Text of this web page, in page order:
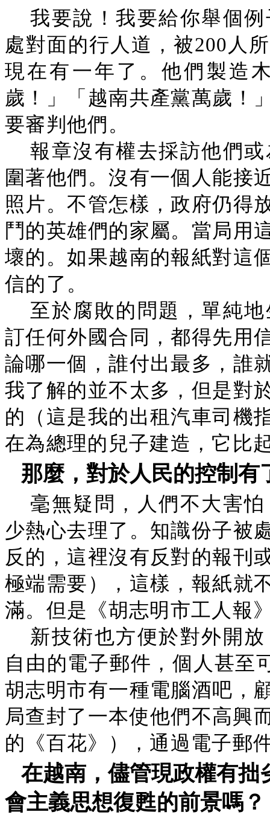
我要說！我要給你舉個
處對面的行人道，被200人
現在有一年了。他們製造
歲！」「越南共產黨萬歲！
要審判他們。
報章沒有權去採訪他們
圍著他們。沒有一個人能接
照片。不管怎樣，政府仍得
鬥的英雄們的家屬。當局用
壞的。如果越南的報紙對這
信的了。
至於腐敗的問題，單純
訂任何外國合同，都得先用
論哪一個，誰付出最多，誰
我了解的並不太多，但是
的（這是我的出租汽車司機
在為總理的兒子建造，它比
那麼，對於人民的控制有
毫無疑問，人們不大害
少熱心去理了。知識份子被
反的，這裡沒有反對的報刊
極端需要），這樣，報紙就
滿。但是《胡志明市工人報
新技術也方便於對外開
自由的電子郵件，個人甚至
胡志明市有一種電腦酒吧，
局查封了一本使他們不高興
的《百花》），通過電子郵
在越南，儘管現政權有
會主義思想復甦的前景嗎？